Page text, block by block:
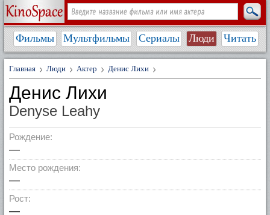
Фильмы Мультфильмы Сериалы Люди Читать
Главная Люди Актер Денис Лихи
Денис Лихи
Denyse Leahy
Рождение:
—
Место рождения:
—
Рост:
—